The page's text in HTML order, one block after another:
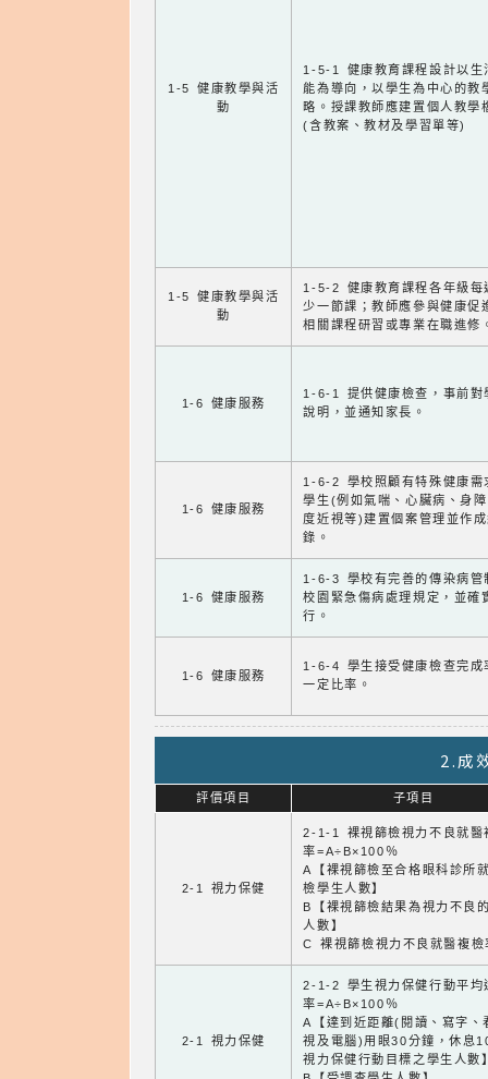
1-5 健康教學與活
動
1-5-1 健康教育課程設計以生
能為導向，以學生為中心的教
略。授課教師應建置個人教學
(含教案、教材及學習單等)
1-5 健康教學與活
動
1-5-2 健康教育課程各年級每
少一節課；教師應參與健康促
相關課程研習或專業在職進修
1-6 健康服務
1-6-1 提供健康檢查，事前對
說明，並通知家長。
1-6 健康服務
1-6-2 學校照顧有特殊健康需
學生(例如氣喘、心臟病、身
度近視等)建置個案管理並作
錄。
1-6 健康服務
1-6-3 學校有完善的傳染病管
校園緊急傷病處理規定，並確
行。
1-6 健康服務
1-6-4 學生接受健康檢查完成
一定比率。
2.成
評價項目 子項目
2-1 視力保健
2-1-1 裸視篩檢視力不良就醫
率=A÷B×100％
A【裸視篩檢至合格眼科診所
檢學生人數】
B【裸視篩檢結果為視力不良
人數】
C 裸視篩檢視力不良就醫複檢
2-1 視力保健
2-1-2 學生視力保健行動平均
率=A÷B×100％
A【達到近距離(閱讀、寫字、
視及電腦)用眼30分鐘，休息
視力保健行動目標之學生人數